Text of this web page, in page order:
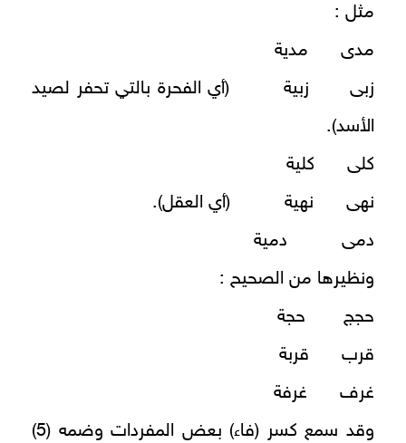
مثل :
مدى مدية
زبى زبية (أي الفحرة بالتي تحفر لصيد
الأسد).
كلى كلية
نهى نهية (أي العقل).
دمى دمية
ونظيرها من الصحيح :
حجج حجة
قرب قربة
غرف غرفة
وقد سمع كسر (فاء) بعض المفردات وضمه (5)